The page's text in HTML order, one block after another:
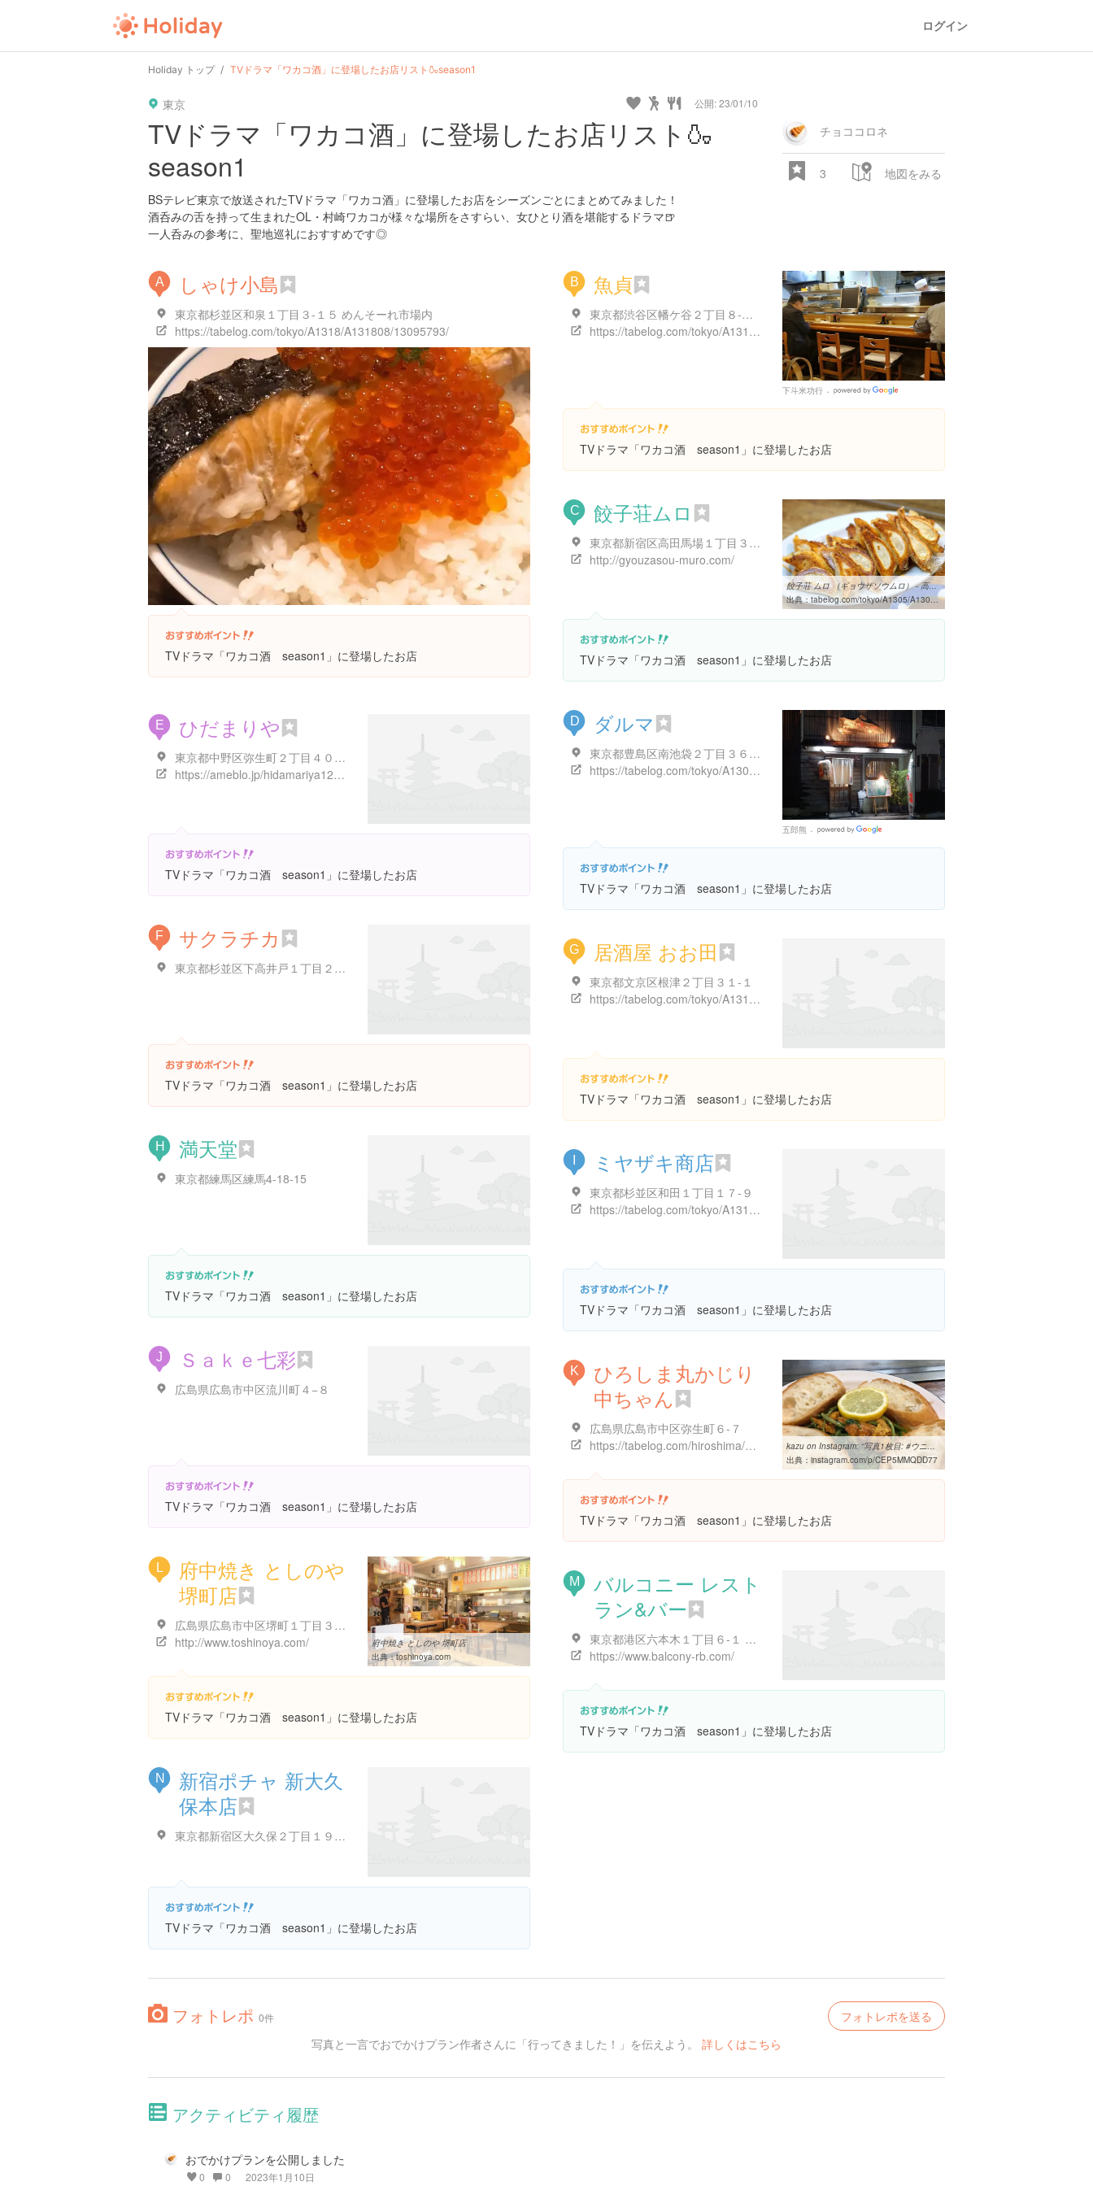
ログイン
Holiday トップ TVドラマ「ワカコ酒」に登場したお店リスト🍶season1
東京 公開: 23/01/10
TVドラマ「ワカコ酒」に登場したお店リスト🍶
season1
BSテレビ東京で放送されたTVドラマ「ワカコ酒」に登場したお店をシーズンごとにまとめてみました！
酒呑みの舌を持って生まれたOL・村崎ワカコが様々な場所をさすらい、女ひとり酒を堪能するドラマ🍺
一人呑みの参考に、聖地巡礼におすすめです◎
チョココロネ
3 地図をみる
A しゃけ小島
東京都杉並区和泉１丁目３-１５ めんそーれ市場内
https://tabelog.com/tokyo/A1318/A131808/13095793/
TVドラマ「ワカコ酒 season1」に登場したお店
B 魚貞
東京都渋谷区幡ケ谷２丁目８-１３ 魚貞
https://tabelog.com/tokyo/A1318/A131807/13053980/
下斗米功行
Places
TVドラマ「ワカコ酒 season1」に登場したお店
C 餃子荘ムロ
東京都新宿区高田馬場１丁目３３-２
http://gyouzasou-muro.com/
餃子荘 ムロ （ギョウザソウムロ） - 高田馬場/餃子 [食べログ]
出典： tabelog.com/tokyo/A1305/A130503/13019237
TVドラマ「ワカコ酒 season1」に登場したお店
D ダルマ
東京都豊島区南池袋２丁目３６-８
https://tabelog.com/tokyo/A1305/A130501/13149222/
五郎熊
Places
TVドラマ「ワカコ酒 season1」に登場したお店
E ひだまりや
東京都中野区弥生町２丁目４０-１０
https://ameblo.jp/hidamariya1212/
TVドラマ「ワカコ酒 season1」に登場したお店
F サクラチカ
東京都杉並区下高井戸１丁目２２-２
TVドラマ「ワカコ酒 season1」に登場したお店
G 居酒屋 おお田
東京都文京区根津２丁目３１-１
https://tabelog.com/tokyo/A1311/A131106/13079826/
TVドラマ「ワカコ酒 season1」に登場したお店
H 満天堂
東京都練馬区練馬4-18-15
TVドラマ「ワカコ酒 season1」に登場したお店
ミヤザキ商店
東京都杉並区和田１丁目１７-９
https://tabelog.com/tokyo/A1319/A131902/13155253/
TVドラマ「ワカコ酒 season1」に登場したお店
J Ｓａｋｅ七彩
広島県広島市中区流川町４−８
TVドラマ「ワカコ酒 season1」に登場したお店
K
ひろしま丸かじり
中ちゃん
広島県広島市中区弥生町６-７
https://tabelog.com/hiroshima/A3401/A340101/34004408/
kazu on Instagram: “写真1枚目: #ウニクレソン 写真2枚目: #広島焼き 写真3枚目: #四川唐揚げ #中ちゃん #広島ソウルフード #広島グルメ #広島美味しいお店 #seaurchinwatercress #okonomiyaki #hiroshimaokonomiyaki…”
出典： instagram.com/p/CEP5MMQDD77
TVドラマ「ワカコ酒 season1」に登場したお店
L
府中焼き としのや
堺町店
広島県広島市中区堺町１丁目３-１４ ＳＡＫＵＲＡ１４ビル
http://www.toshinoya.com/
府中焼き としのや 堺町店
出典：toshinoya.com
TVドラマ「ワカコ酒 season1」に登場したお店
M
バルコニー レスト
ラン&バー
東京都港区六本木１丁目６-１ 泉 ガーデン タワー 3F
https://www.balcony-rb.com/
TVドラマ「ワカコ酒 season1」に登場したお店
N
新宿ポチャ 新大久
保本店
東京都新宿区大久保２丁目１９-１ セントラル大久保 2F ビル
TVドラマ「ワカコ酒 season1」に登場したお店
フォトレポ 0件
フォトレポを送る
写真と一言でおでかけプラン作者さんに「行ってきました！」を伝えよう。 詳しくはこちら
アクティビティ履歴
おでかけプランを公開しました
0 0 2023年1月10日